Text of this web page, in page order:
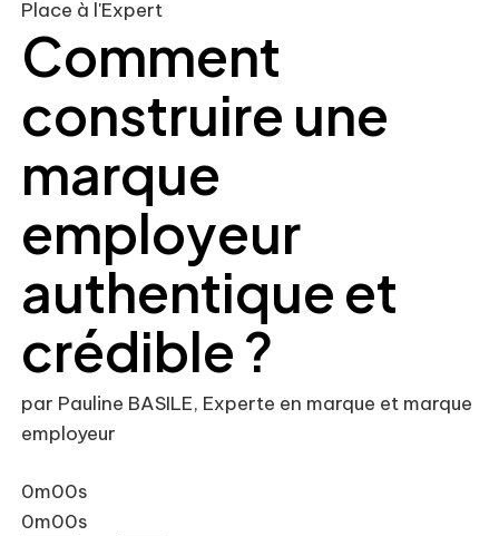
Place à l'Expert
Comment
construire une
marque
employeur
authentique et
crédible ?
par Pauline BASILE, Experte en marque et marque
employeur
0m00s
0m00s